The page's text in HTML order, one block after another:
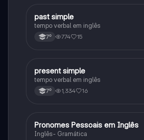
Inglês
past simple
tempo verbal em inglês
7º 774 15
Inglês
present simple
tempo verbal em inglês
7º 1,334 16
Inglês
Pronomes Pessoais em Inglês
Inglês- Gramática